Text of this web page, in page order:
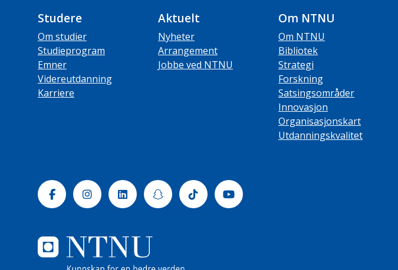
Studere
Om studier
Studieprogram
Emner
Videreutdanning
Karriere
Aktuelt
Nyheter
Arrangement
Jobbe ved NTNU
Om NTNU
Om NTNU
Bibliotek
Strategi
Forskning
Satsingsområder
Innovasjon
Organisasjonskart
Utdanningskvalitet
FacebookInstagramLinkedinSnapchatTiktok Youtube